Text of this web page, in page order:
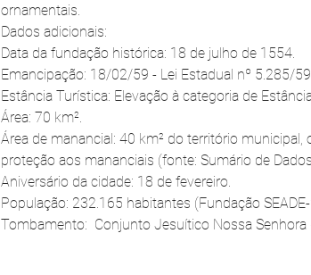
ornamentais.
Dados adicionais:
Data da fundação histórica: 18 de julho de 1554.
Emancipação: 18/02/59 - Lei Estadual nº 5.285/
Estância Turística: Elevação à categoria de
Área: 70 km².
Área de manancial: 40 km² do território
proteção aos mananciais (fonte: Sumário de
Aniversário da cidade: 18 de fevereiro.
População: 232.165 habitantes (Fundação
Tombamento:  Conjunto Jesuítico Nossa Senhora